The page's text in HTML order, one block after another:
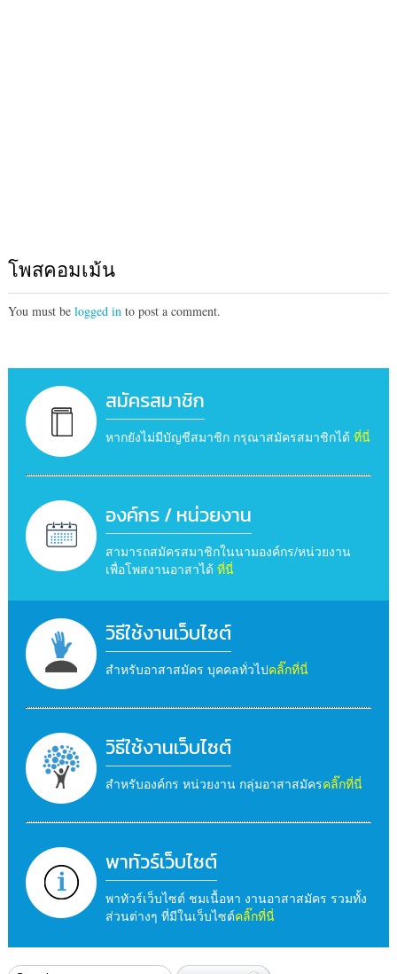
โพสคอมเม้น
You must be logged into post a comment.
สมัครสมาชิก
หากยังไม่มีบัญชีสมาชิก กรุณาสมัครสมาชิกได้ ที่นี่
องค์กร / หน่วยงาน
สามารถสมัครสมาชิกในนามองค์กร/หน่วยงาน
เพื่อโพสงานอาสาได้ ที่นี่
วิธีใช้งานเว็บไซต์
สำหรับอาสาสมัคร บุคคลทั่วไปคลิ๊กที่นี่
วิธีใช้งานเว็บไซต์
สำหรับองค์กร หน่วยงาน กลุ่มอาสาสมัครคลิ๊กที่นี่
พาทัวร์เว็บไซต์
พาทัวร์เว็บไซต์ ชมเนื้อหา งานอาสาสมัคร รวมทั้ง
ส่วนต่างๆ ที่มีในเว็บไซต์คลิ๊กที่นี่